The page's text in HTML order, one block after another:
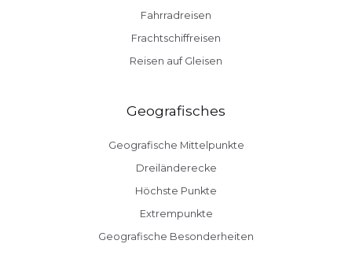
Fahrradreisen
Frachtschiffreisen
Reisen auf Gleisen
Geografisches
Geografische Mittelpunkte
Dreiländerecke
Höchste Punkte
Extrempunkte
Geografische Besonderheiten